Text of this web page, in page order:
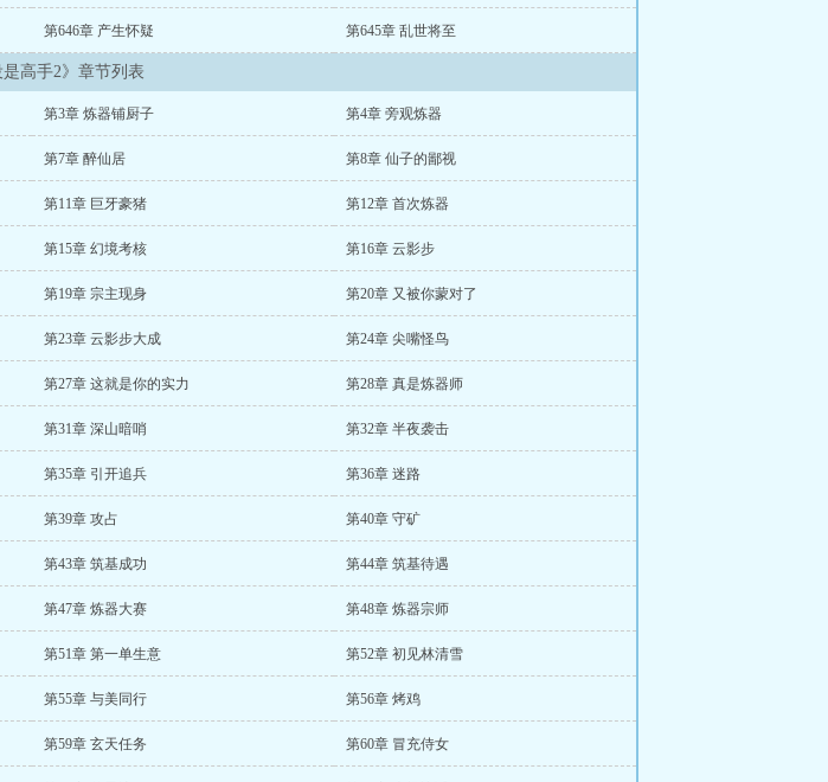
第646章 产生怀疑 第645章 乱世将至
是高手2》章节列表
第3章 炼器铺厨子 第4章 旁观炼器
第7章 醉仙居 第8章 仙子的鄙视
第11章 巨牙豪猪 第12章 首次炼器
第15章 幻境考核 第16章 云影步
第19章 宗主现身 第20章 又被你蒙对了
第23章 云影步大成 第24章 尖嘴怪鸟
第27章 这就是你的实力 第28章 真是炼器师
第31章 深山暗哨 第32章 半夜袭击
第35章 引开追兵 第36章 迷路
第39章 攻占 第40章 守矿
第43章 筑基成功 第44章 筑基待遇
第47章 炼器大赛 第48章 炼器宗师
第51章 第一单生意 第52章 初见林清雪
第55章 与美同行 第56章 烤鸡
第59章 玄天任务 第60章 冒充侍女